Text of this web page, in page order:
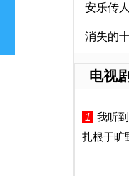
安乐传
消失的
电视
1
我听
扎根于旷